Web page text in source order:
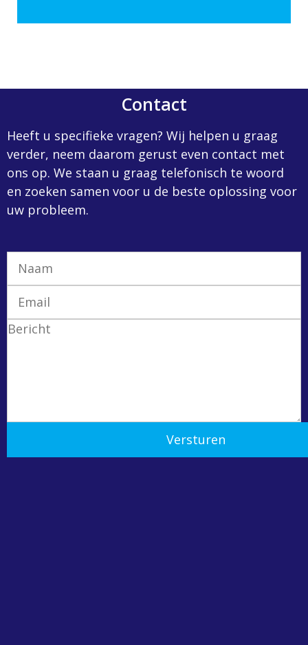
Contact
Heeft u specifieke vragen? Wij helpen u graag
verder, neem daarom gerust even contact met
ons op. We staan u graag telefonisch te woord
en zoeken samen voor u de beste oplossing voor
uw probleem.